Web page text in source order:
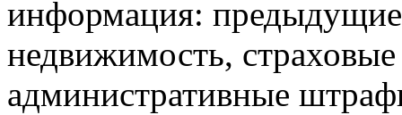
информация:
недвижимость,
административные